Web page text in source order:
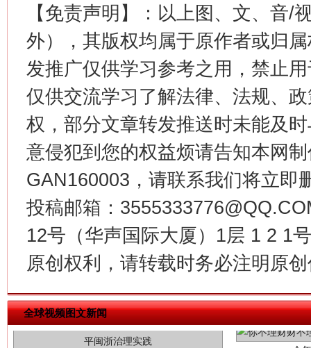
【免责声明】：以上图、文、音/
外），其版权均属于原作者或归
发推广仅供学习参考之用，禁止
仅供交流学习了解法律、法规、
权，部分文章转发推送时未能及
意侵犯到您的权益烦请告知本网
GAN160003，请联系我们将立即
投稿邮箱：
12号（华声国际大厦）1层 1 2 1
原创权利，请转载时务必注明原
全球视频图文新闻
这是一记警钟！ 谢
今